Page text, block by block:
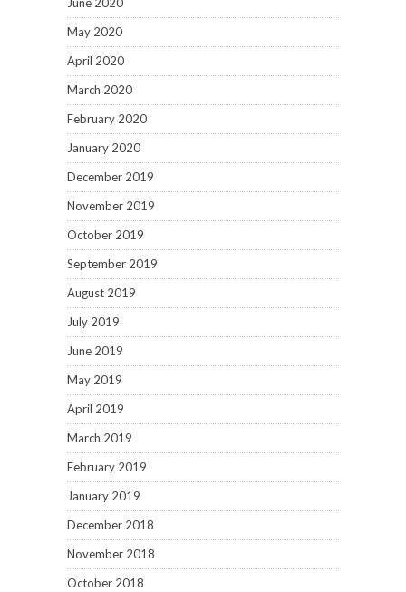
May 2020
April 2020
March 2020
February 2020
January 2020
December 2019
November 2019
October 2019
September 2019
August 2019
July 2019
June 2019
May 2019
April 2019
March 2019
February 2019
January 2019
December 2018
November 2018
October 2018